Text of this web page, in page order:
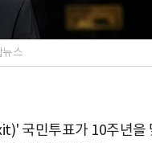
뉴스
국민투표가 10주년을